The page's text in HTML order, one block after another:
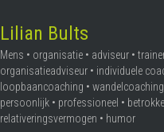
Lilian Bults
Mens • organisatie • adviseur •
organisatieadviseur • individuele
loopbaancoaching •
persoonlijk • professioneel •
relativeringsvermogen • humor